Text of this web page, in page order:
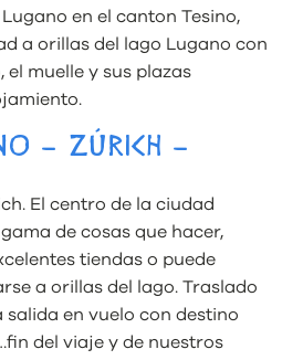
en el canton Tesino,
a orillas del lago Lugano con
muelle y sus plazas
– ZÚRICH –
El centro de la ciudad
de cosas que hacer,
tiendas o puede
a orillas del lago. Traslado
en vuelo con destino
del viaje y de nuestros